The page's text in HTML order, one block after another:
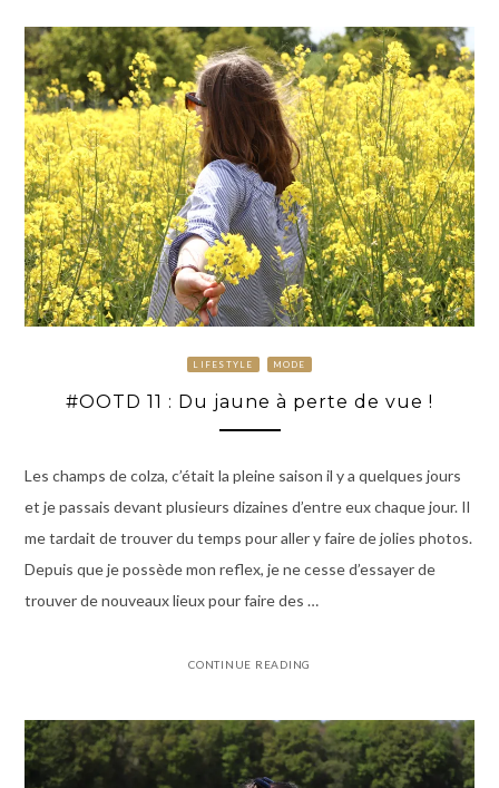
LIFESTYLE MODE
#OOTD 11 : Du jaune à perte de vue !
Les champs de colza, c’était la pleine saison il y a quelques jours
et je passais devant plusieurs dizaines d’entre eux chaque jour. Il
me tardait de trouver du temps pour aller y faire de jolies photos.
Depuis que je possède mon reflex, je ne cesse d’essayer de
trouver de nouveaux lieux pour faire des …
CONTINUE READING